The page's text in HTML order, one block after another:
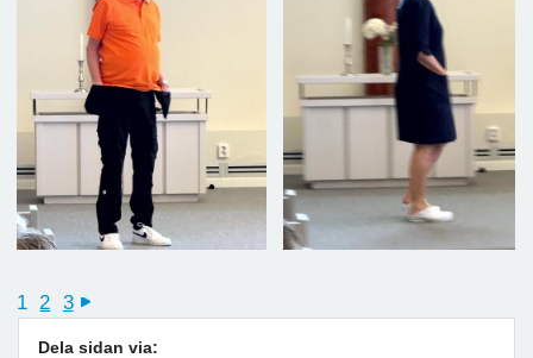
1 2 3 next
Dela sidan via: